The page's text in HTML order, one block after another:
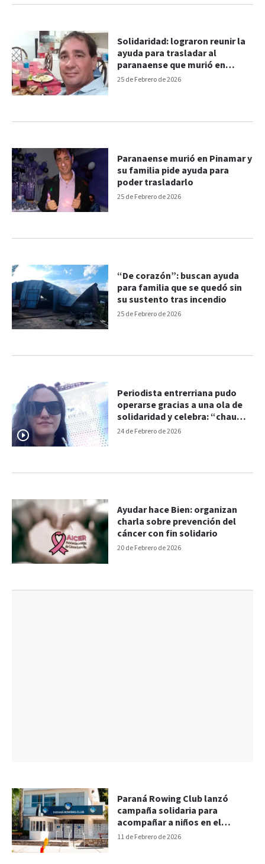
25 de Febrero de 2026
Solidaridad: lograron reunir la
ayuda para trasladar al
paranaense que murió en
Pinamar
25 de Febrero de 2026
Paranaense murió en Pinamar y
su familia pide ayuda para
poder trasladarlo
25 de Febrero de 2026
“De corazón”: buscan ayuda
para familia que se quedó sin
su sustento tras incendio
24 de Febrero de 2026
Periodista entrerriana pudo
operarse gracias a una ola de
solidaridad y celebra: “chau
cataratas”
20 de Febrero de 2026
Ayudar hace Bien: organizan
charla sobre prevención del
cáncer con fin solidario
11 de Febrero de 2026
Paraná Rowing Club lanzó
campaña solidaria para
acompañar a niños en el
regreso a clases